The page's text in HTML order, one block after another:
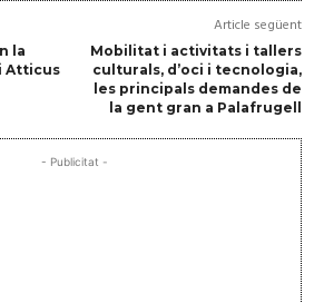
la
Atticus
Article següent
Mobilitat i activitats i tallers
culturals, d’oci i tecnologia,
les principals demandes de
la gent gran a Palafrugell
- Publicitat -